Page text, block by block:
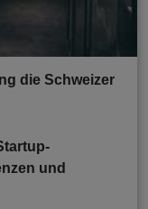
die Schweizer
und